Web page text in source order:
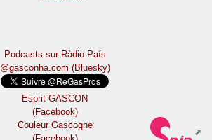
Podcasts sur Ràdio País
@gasconha.com (Bluesky)
Esprit GASCON
(Facebook)
Couleur Gascogne